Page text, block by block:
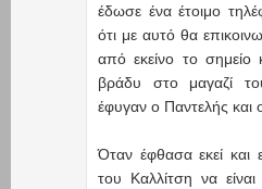
έδωσε ένα έτοιμο
ότι με αυτό θα
από εκείνο το
βράδυ στο μαγαζί
έφυγαν ο Παντελής και
Όταν έφθασα εκεί και
του Καλλίτση να